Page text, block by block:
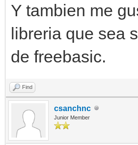
Y tambien me
libreria que sea
de freebasic.
Find
csanchnc
Junior Member